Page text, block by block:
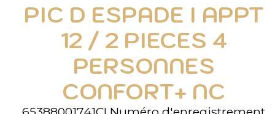
PIC D ESPADE I APPT
12 / 2 PIECES 4
PERSONNES
CONFORT+ NC